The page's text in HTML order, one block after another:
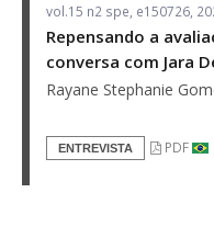
vol.15 n2 spe, e150726,
Repensando a
conversa com Jara
Rayane Stephanie
ENTREVISTA PDF